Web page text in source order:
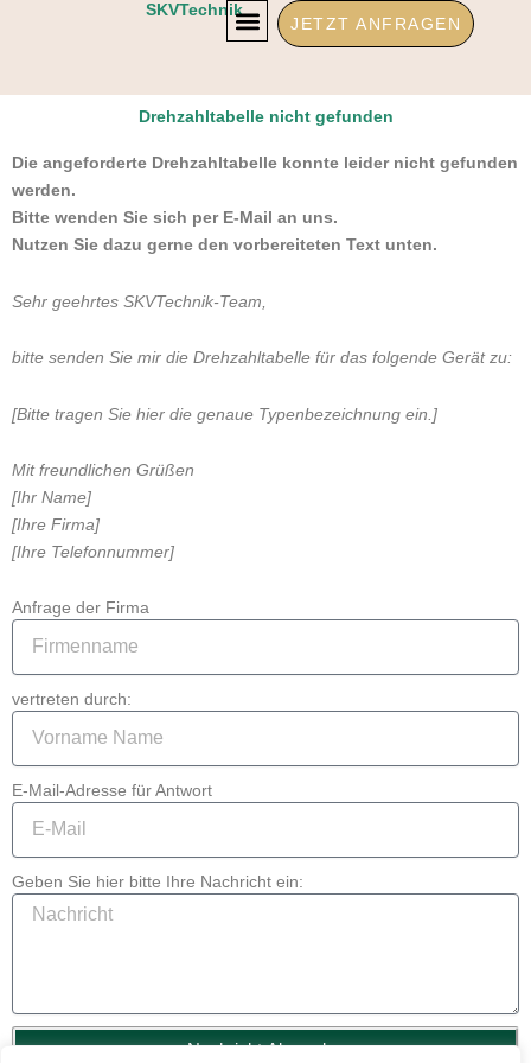
SKVTechnik
JETZT ANFRAGEN
Drehzahltabelle nicht gefunden
Die angeforderte Drehzahltabelle konnte leider nicht gefunden
werden.
Bitte wenden Sie sich per E-Mail an uns.
Nutzen Sie dazu gerne den vorbereiteten Text unten.
Sehr geehrtes SKVTechnik-Team,
bitte senden Sie mir die Drehzahltabelle für das folgende Gerät zu:
[Bitte tragen Sie hier die genaue Typenbezeichnung ein.]
Mit freundlichen Grüßen
[Ihr Name]
[Ihre Firma]
[Ihre Telefonnummer]
Anfrage der Firma
vertreten durch:
E-Mail-Adresse für Antwort
Geben Sie hier bitte Ihre Nachricht ein:
Nachricht Absenden